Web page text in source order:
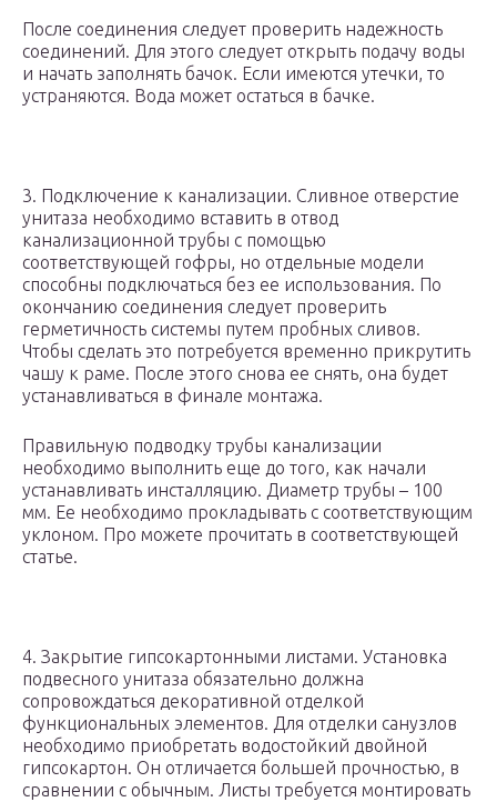
После соединения следует проверить надежность
соединений. Для этого следует открыть подачу воды
и начать заполнять бачок. Если имеются утечки, то
устраняются. Вода может остаться в бачке.
3. Подключение к канализации. Сливное отверстие
унитаза необходимо вставить в отвод
канализационной трубы с помощью
соответствующей гофры, но отдельные модели
способны подключаться без ее использования. По
окончанию соединения следует проверить
герметичность системы путем пробных сливов.
Чтобы сделать это потребуется временно прикрутить
чашу к раме. После этого снова ее снять, она будет
устанавливаться в финале монтажа.
Правильную подводку трубы канализации
необходимо выполнить еще до того, как начали
устанавливать инсталляцию. Диаметр трубы – 100
мм. Ее необходимо прокладывать с соответствующим
уклоном. Про можете прочитать в соответствующей
статье.
4. Закрытие гипсокартонными листами. Установка
подвесного унитаза обязательно должна
сопровождаться декоративной отделкой
функциональных элементов. Для отделки санузлов
необходимо приобретать водостойкий двойной
гипсокартон. Он отличается большей прочностью, в
сравнении с обычным. Листы требуется монтировать